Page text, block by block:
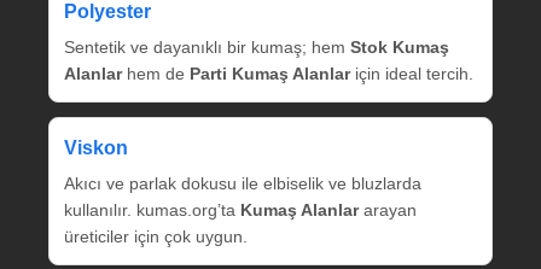
Polyester
Sentetik ve dayanıklı bir kumaş; hem Stok Kumaş
Alanlarhem de Parti Kumaş Alanlariçin ideal tercih.
Viskon
Akıcı ve parlak dokusu ile elbiselik ve bluzlarda
kullanılır. kumas.org’ta Kumaş Alanlararayan
üreticiler için çok uygun.